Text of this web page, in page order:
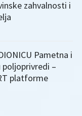
zahvalnosti i
Pametna i
–
platforme